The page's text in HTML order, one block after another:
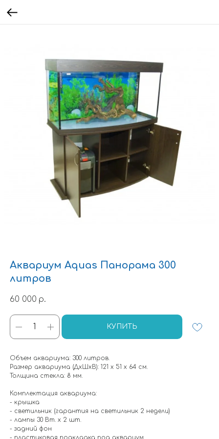
Аквариум Aquas Панорама 300
литров
60 000 р.
КУПИТЬ
Объем аквариума: 300 литров.
Размер аквариума (ДхШхВ): 121 х 51 х 64 см.
Толщина стекла: 8 мм.
Комплектация аквариума:
- крышка
- светильник (гарантия на светильник 2 недели)
- лампы 30 Вт. х 2 шт.
- задний фон
- пластиковая подкладка под аквариум